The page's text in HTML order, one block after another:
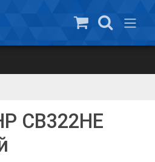
CB322HE